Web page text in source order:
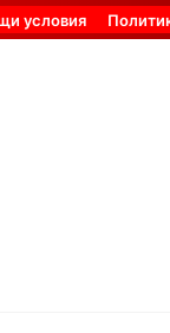
условия